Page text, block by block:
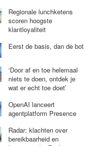
Regionale lunchketens
scoren hoogste
klantloyaliteit
Eerst de basis, dan de bot
‘Door af en toe helemaal
niets te doen, ontdek je
wat er echt toe doet’
OpenAI lanceert
agentplatform Presence
Radar: klachten over
bereikbaarheid en